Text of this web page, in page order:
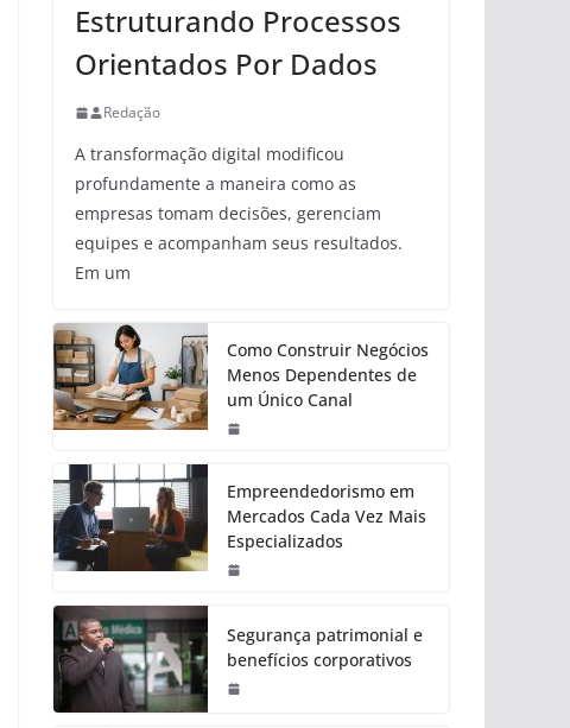
Estruturando Processos
Orientados Por Dados
Redação
A transformação digital modificou
profundamente a maneira como as
empresas tomam decisões, gerenciam
equipes e acompanham seus resultados.
Em um
Como Construir Negócios
Menos Dependentes de
um Único Canal
Empreendedorismo em
Mercados Cada Vez Mais
Especializados
Segurança patrimonial e
benefícios corporativos